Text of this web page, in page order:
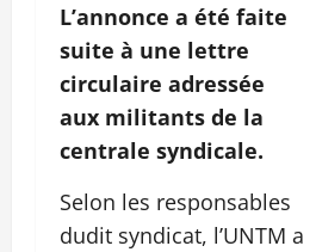
L’annonce a été faite
suite à une lettre
circulaire adressée
aux militants de la
centrale syndicale.
Selon les responsables
dudit syndicat, l’UNTM a